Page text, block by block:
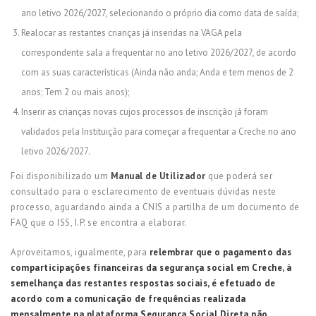
ano letivo 2026/2027, selecionando o próprio dia como data de saída;
Realocar as restantes crianças já inseridas na VAGA pela
correspondente sala a frequentar no ano letivo 2026/2027, de acordo
com as suas características (Ainda não anda; Anda e tem menos de 2
anos; Tem 2 ou mais anos);
Inserir as crianças novas cujos processos de inscrição já foram
validados pela Instituição para começar a frequentar a Creche no ano
letivo 2026/2027.
Foi disponibilizado um Manual de Utilizador que poderá ser
consultado para o esclarecimento de eventuais dúvidas neste
processo, aguardando ainda a CNIS a partilha de um documento de
FAQ que o ISS, I.P. se encontra a elaborar.
Aproveitamos, igualmente, para relembrar que o pagamento das
comparticipações financeiras da segurança social em Creche, à
semelhança das restantes respostas sociais, é efetuado de
acordo com a comunicação de frequências realizada